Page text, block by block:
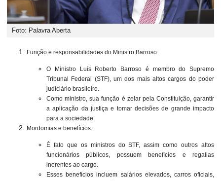
Foto: Palavra Aberta
Função e responsabilidades do Ministro Barroso:
O Ministro Luís Roberto Barroso é membro do Supremo
Tribunal Federal (STF), um dos mais altos cargos do poder
judiciário brasileiro.
Como ministro, sua função é zelar pela Constituição, garantir
a aplicação da justiça e tomar decisões de grande impacto
para a sociedade.
Mordomias e benefícios:
É fato que os ministros do STF, assim como outros altos
funcionários públicos, possuem benefícios e regalias
inerentes ao cargo.
Esses benefícios incluem salários elevados, carros oficiais,